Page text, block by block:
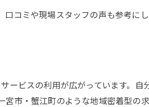
コミや現場スタッフの声も参考に
ビスの利用が広がっています。
市・蟹江町のような地域密着型の